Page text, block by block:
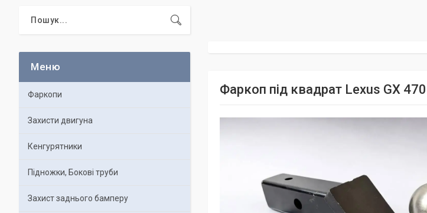
Фаркоп під квадрат Lexus GX
Фаркопи
Захисти двигуна
Кенгурятники
Підножки, Бокові труби
Захист заднього бамперу